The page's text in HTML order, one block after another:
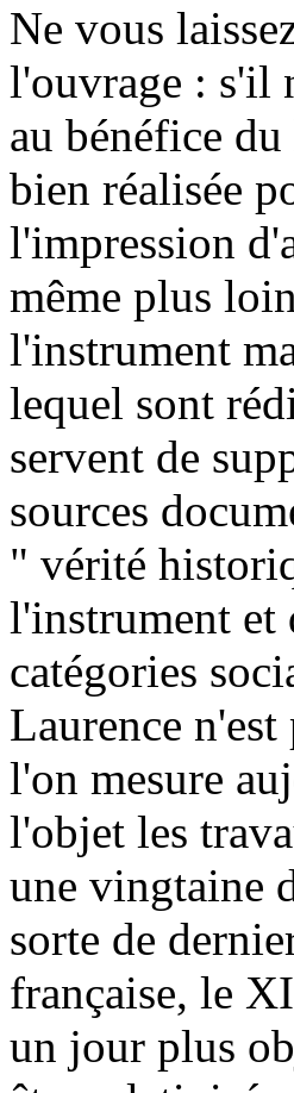
Ne vous
l'ouvrage : s'il
au bénéfice
bien réalisée
l'impression
même plus
l'instrument
lequel sont
servent de
sources
" vérité
l'instrument et
catégories
Laurence
l'on mesure
l'objet les
une vingtaine
sorte de
française, le
un jour plus